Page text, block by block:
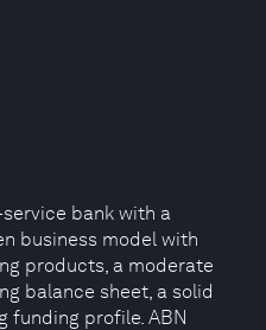
bank with a
business model with
products, a moderate
balance sheet, a solid
funding profile. ABN